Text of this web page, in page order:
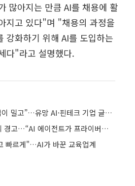
많아지는 만큼 AI를 채용에 활
지고 있다"며 "채용의 과정을
강화하기 위해 AI를 도입하는
다"라고 설명했다.
“市가 뽑고, 美 AI기업이 밀고”…유망 AI·핀테크 기업 글로벌 진출 돕는다
구글 출신 AI 전문가의 경고…“AI 에이전트가 프라이버시 위협”
빠르게"…AI가 바꾼 교육업계